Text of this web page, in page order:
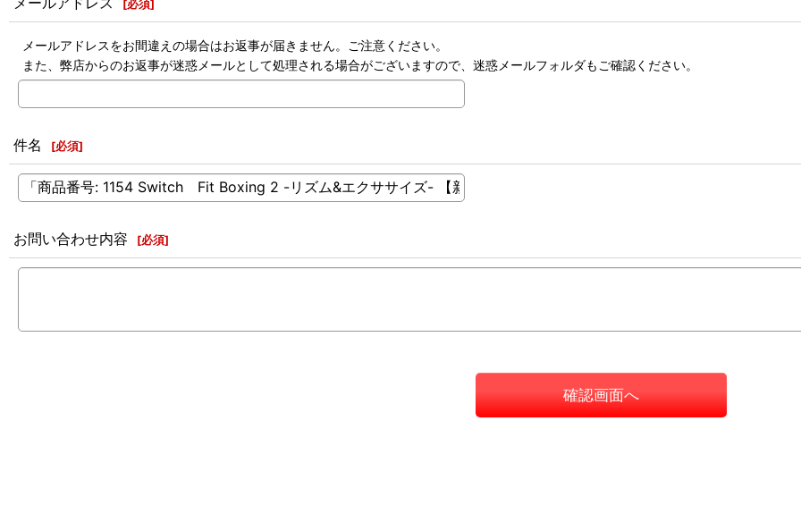
[必須]
メールアドレスをお間違えの場合はお返事が届きません。ご注意ください。
また、弊店からのお返事が迷惑メールとして処理される場合がございますので、迷惑メールフォルダもご確認ください。
件名 [必須]
お問い合わせ内容 [必須]
確認画面へ